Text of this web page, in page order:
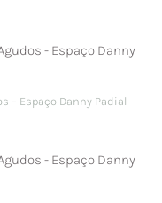
– Espaço Danny Padial